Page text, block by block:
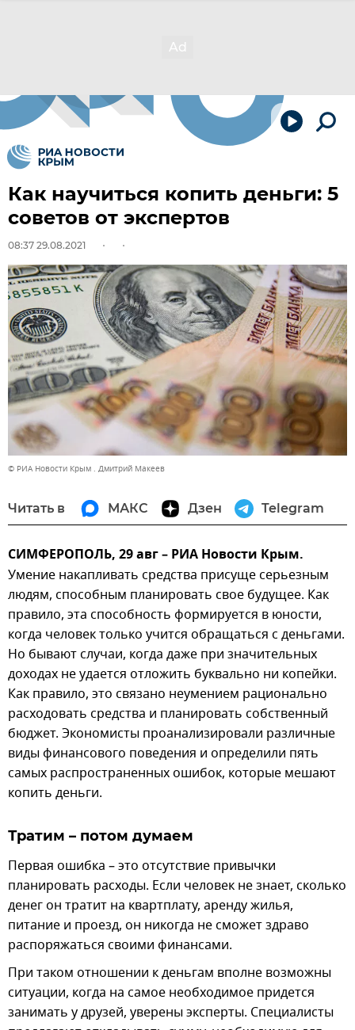
Как научиться копить деньги: 5
советов от экспертов
08:37 29.08.2021
© РИА Новости Крым . Дмитрий Макеев
Читать в МАКС Дзен Telegram
СИМФЕРОПОЛЬ, 29 авг – РИА Новости Крым.
Умение накапливать средства присуще серьезным
людям, способным планировать свое будущее. Как
правило, эта способность формируется в юности,
когда человек только учится обращаться с деньгами.
Но бывают случаи, когда даже при значительных
доходах не удается отложить буквально ни копейки.
Как правило, это связано неумением рационально
расходовать средства и планировать собственный
бюджет. Экономисты проанализировали различные
виды финансового поведения и определили пять
самых распространенных ошибок, которые мешают
копить деньги.
Тратим – потом думаем
Первая ошибка – это отсутствие привычки
планировать расходы. Если человек не знает, сколько
денег он тратит на квартплату, аренду жилья,
питание и проезд, он никогда не сможет здраво
распоряжаться своими финансами.
При таком отношении к деньгам вполне возможны
ситуации, когда на самое необходимое придется
занимать у друзей, уверены эксперты. Специалисты